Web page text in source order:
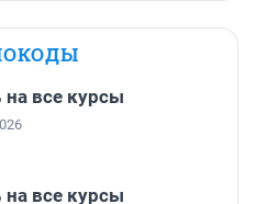
на все курсы
на все курсы